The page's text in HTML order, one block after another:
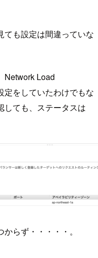
ても設定は間違っていな
Network Load
定をしていたわけでもな
しても、ステータスは
らず・・・・・。